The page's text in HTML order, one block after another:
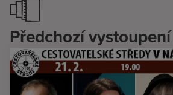
Předchozí vystoupení